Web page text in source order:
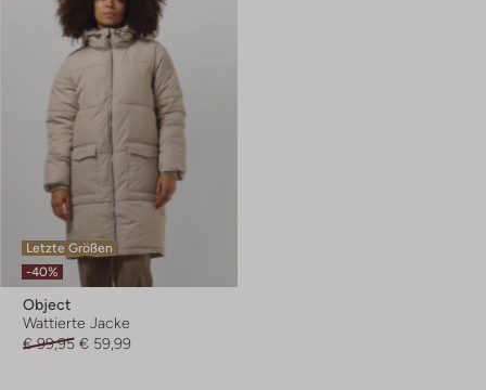
Letzte Größen
-40%
Object
Wattierte Jacke
€ 99,95 € 59,99